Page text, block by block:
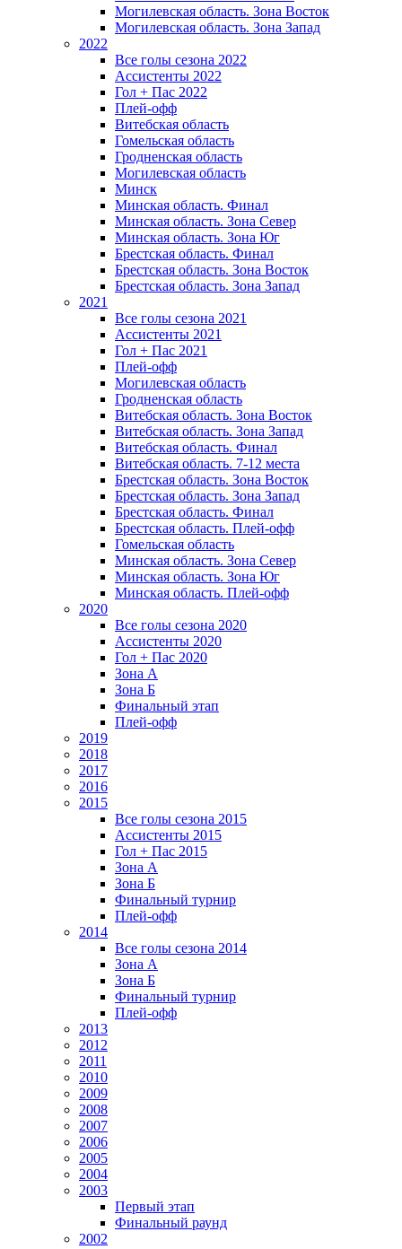
Могилевская область. Зона Восток
Могилевская область. Зона Запад
2022
Все голы сезона 2022
Ассистенты 2022
Гол + Пас 2022
Плей-офф
Витебская область
Гомельская область
Гродненская область
Могилевская область
Минск
Mинская область. Финал
Минская область. Зона Север
Минская область. Зона Юг
Брестская область. Финал
Брестская область. Зона Восток
Брестская область. Зона Запад
2021
Все голы сезона 2021
Ассистенты 2021
Гол + Пас 2021
Плей-офф
Могилевская область
Гродненская область
Витебская область. Зона Восток
Витебская область. Зона Запад
Витебская область. Финал
Витебская область. 7-12 места
Брестская область. Зона Восток
Брестская область. Зона Запад
Брестская область. Финал
Брестская область. Плей-офф
Гомельская область
Минская область. Зона Север
Минская область. Зона Юг
Минская область. Плей-офф
2020
Все голы сезона 2020
Ассистенты 2020
Гол + Пас 2020
Зона А
Зона Б
Финальный этап
Плей-офф
2019
2018
2017
2016
2015
Все голы сезона 2015
Ассистенты 2015
Гол + Пас 2015
Зона А
Зона Б
Финальный турнир
Плей-офф
2014
Все голы сезона 2014
Зона А
Зона Б
Финальный турнир
Плей-офф
2013
2012
2011
2010
2009
2008
2007
2006
2005
2004
2003
Первый этап
Финальный раунд
2002